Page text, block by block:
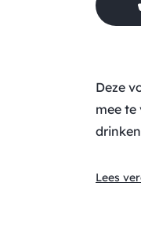
Deze
mee te
Lees